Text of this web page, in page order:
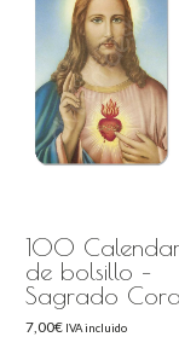
100
de bolsillo –
Sagrado
7,00€ IVA incluido